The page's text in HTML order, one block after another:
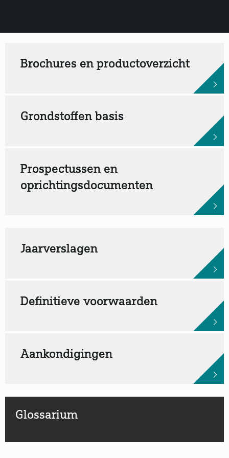
Brochures en productoverzicht
Grondstoffen basis
Prospectussen en
oprichtingsdocumenten
Jaarverslagen
Definitieve voorwaarden
Aankondigingen
Glossarium